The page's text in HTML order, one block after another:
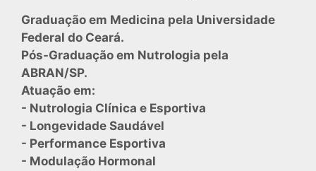
Graduação em Medicina pela Universidade
Federal do Ceará.
Pós-Graduação em Nutrologia pela
ABRAN/SP.
Atuação em:
- Nutrologia Clínica e Esportiva
- Longevidade Saudável
- Performance Esportiva
- Modulação Hormonal